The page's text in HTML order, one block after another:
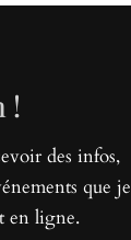
!
des infos,
que je
en ligne.